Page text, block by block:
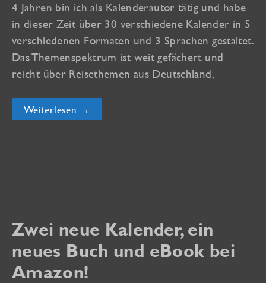
4 Jahren bin ich als Kalenderautor tätig und habe
in dieser Zeit über 30 verschiedene Kalender in 5
verschiedenen Formaten und 3 Sprachen gestaltet.
Das Themenspektrum ist weit gefächert und
reicht über Reisethemen aus Deutschland,
Weihnachtszeit
–
Weiterlesen →
Zwei neue Kalender, ein
neues Buch und eBook bei
Amazon!